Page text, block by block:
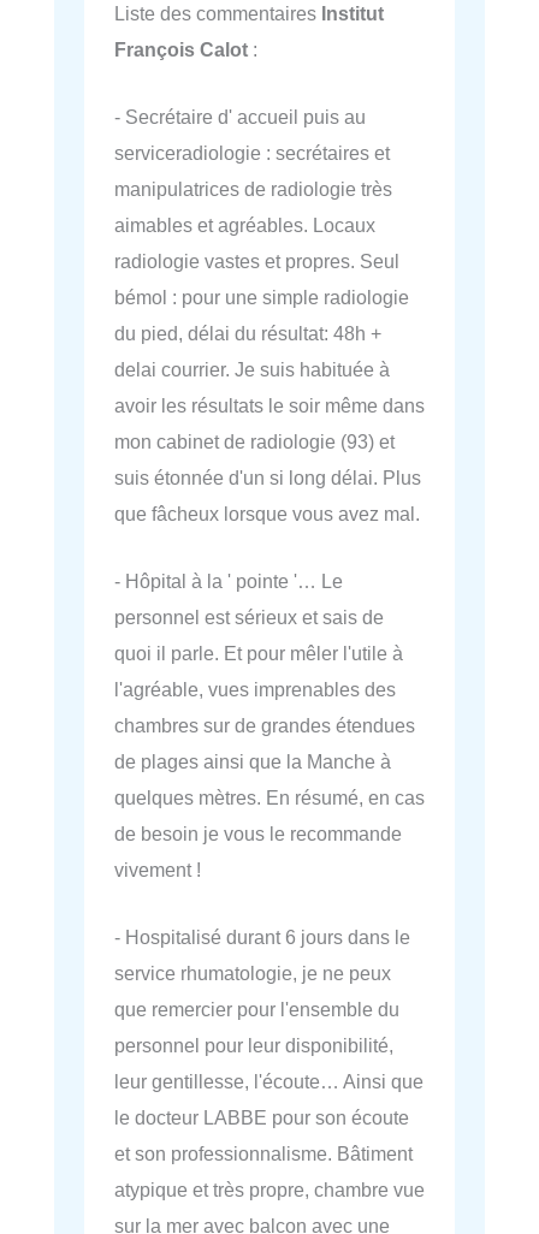
Liste des commentaires Institut
François Calot :
- Secrétaire d' accueil puis au
serviceradiologie : secrétaires et
manipulatrices de radiologie très
aimables et agréables. Locaux
radiologie vastes et propres. Seul
bémol : pour une simple radiologie
du pied, délai du résultat: 48h +
delai courrier. Je suis habituée à
avoir les résultats le soir même dans
mon cabinet de radiologie (93) et
suis étonnée d'un si long délai. Plus
que fâcheux lorsque vous avez mal.
- Hôpital à la ' pointe '… Le
personnel est sérieux et sais de
quoi il parle. Et pour mêler l'utile à
l'agréable, vues imprenables des
chambres sur de grandes étendues
de plages ainsi que la Manche à
quelques mètres. En résumé, en cas
de besoin je vous le recommande
vivement !
- Hospitalisé durant 6 jours dans le
service rhumatologie, je ne peux
que remercier pour l'ensemble du
personnel pour leur disponibilité,
leur gentillesse, l'écoute… Ainsi que
le docteur LABBE pour son écoute
et son professionnalisme. Bâtiment
atypique et très propre, chambre vue
sur la mer avec balcon avec une